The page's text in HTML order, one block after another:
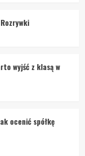
wyjść z klasą w
ocenić spółkę